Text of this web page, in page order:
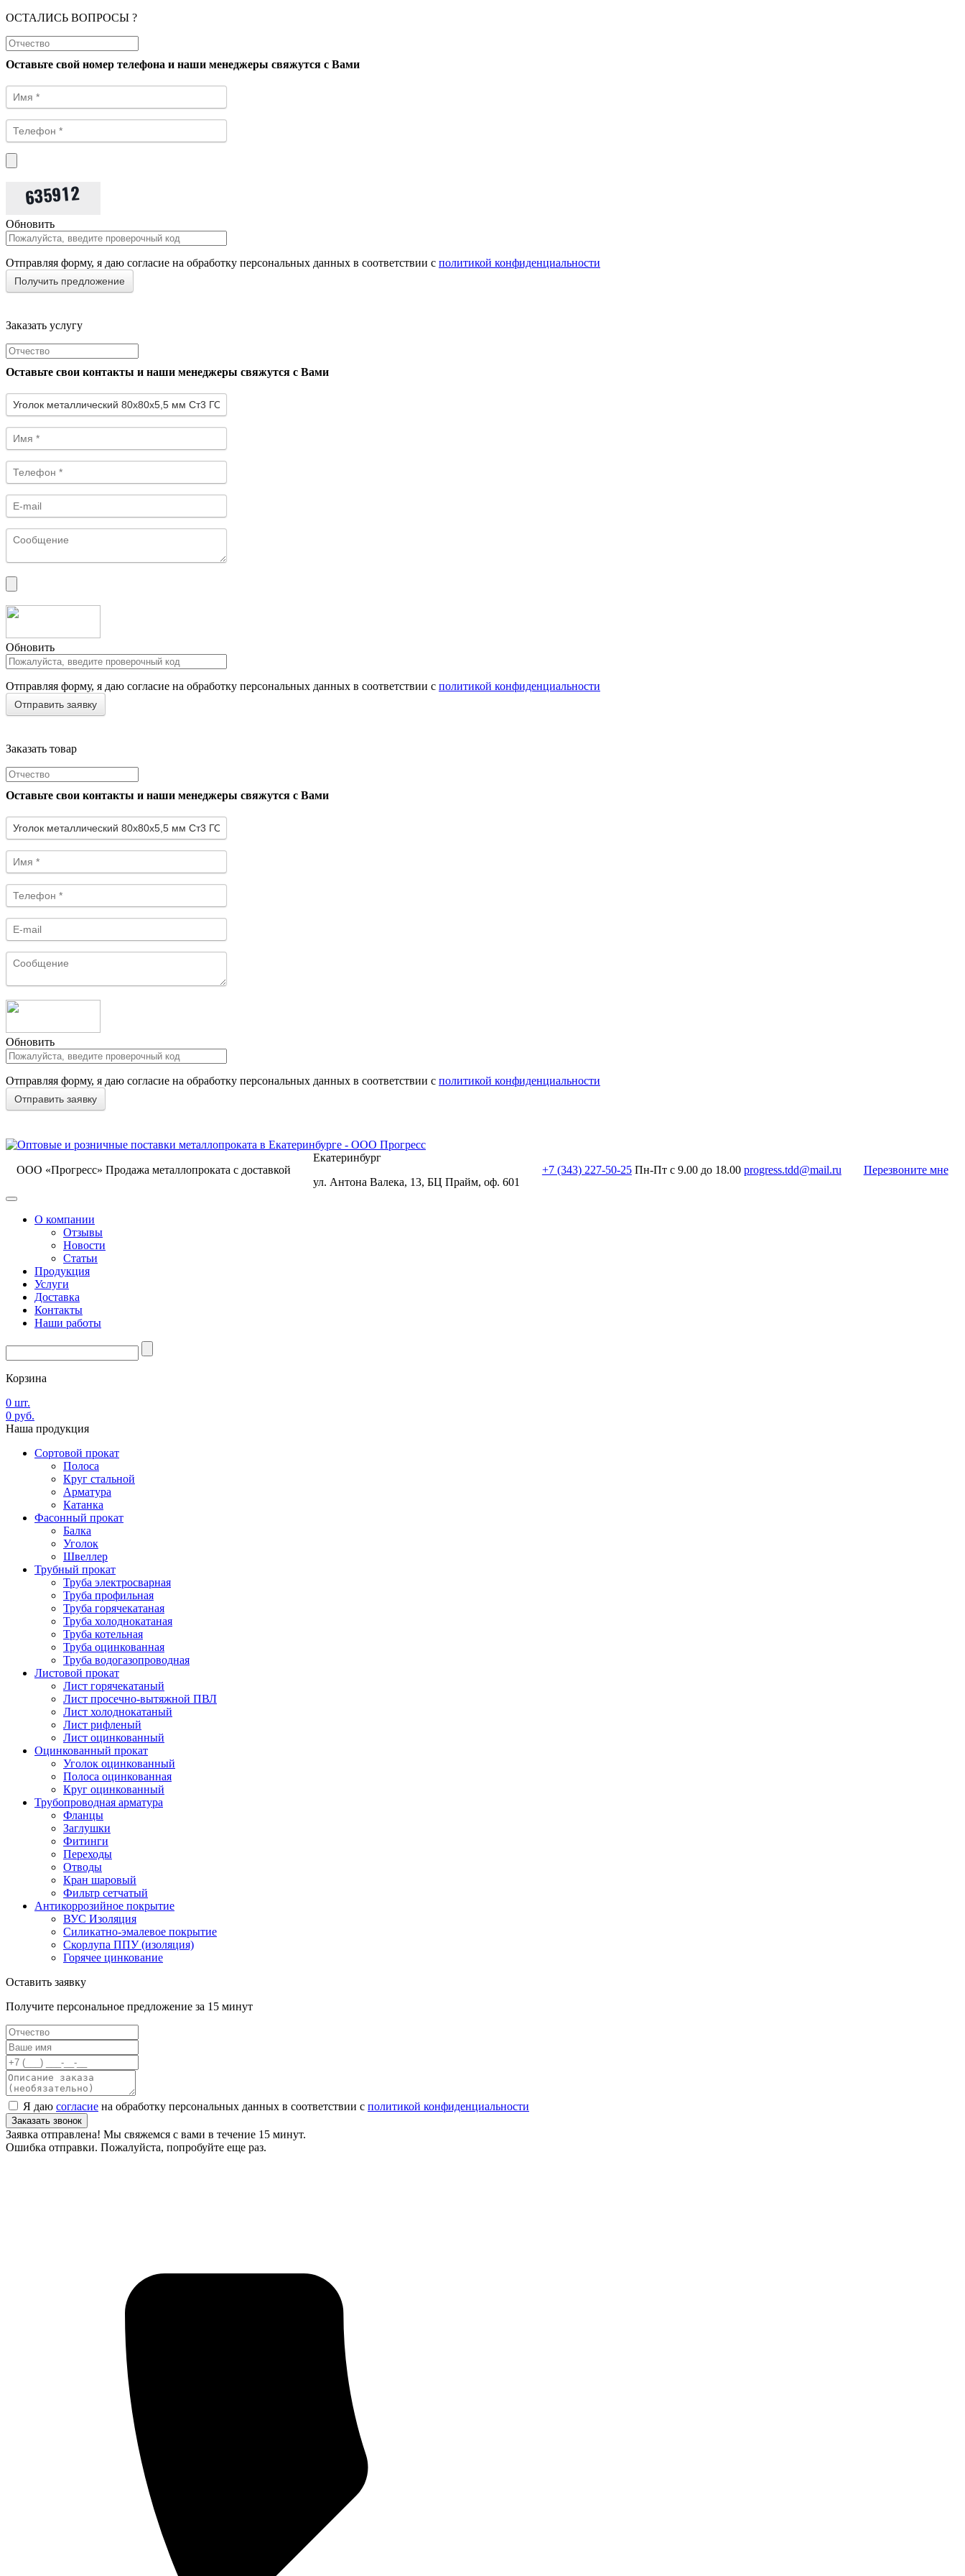
ОСТАЛИСЬ ВОПРОСЫ ?
Оставьте свой номер телефона и наши менеджеры свяжутся с Вами
Обновить
Отправляя форму, я даю согласие на обработку персональных данных в соответствии с политикой конфиденциальности
Заказать услугу
Оставьте свои контакты и наши менеджеры свяжутся с Вами
Обновить
Отправляя форму, я даю согласие на обработку персональных данных в соответствии с политикой конфиденциальности
Заказать товар
Оставьте свои контакты и наши менеджеры свяжутся с Вами
Обновить
Отправляя форму, я даю согласие на обработку персональных данных в соответствии с политикой конфиденциальности
ООО «Прогресс» Продажа металлопроката с доставкой
Екатеринбург
ул. Антона Валека, 13, БЦ Прайм, оф. 601
+7 (343) 227-50-25 Пн-Пт с 9.00 до 18.00 progress.tdd@mail.ru Перезвоните мне
О компании
Отзывы
Новости
Статьи
Продукция
Услуги
Доставка
Контакты
Наши работы
Корзина
0 шт.
0 руб.
Наша продукция
Сортовой прокат
Полоса
Круг стальной
Арматура
Катанка
Фасонный прокат
Балка
Уголок
Швеллер
Трубный прокат
Труба электросварная
Труба профильная
Труба горячекатаная
Труба холоднокатаная
Труба котельная
Труба оцинкованная
Труба водогазопроводная
Листовой прокат
Лист горячекатаный
Лист просечно-вытяжной ПВЛ
Лист холоднокатаный
Лист рифленый
Лист оцинкованный
Оцинкованный прокат
Уголок оцинкованный
Полоса оцинкованная
Круг оцинкованный
Трубопроводная арматура
Фланцы
Заглушки
Фитинги
Переходы
Отводы
Кран шаровый
Фильтр сетчатый
Антикоррозийное покрытие
ВУС Изоляция
Силикатно-эмалевое покрытие
Скорлупа ППУ (изоляция)
Горячее цинкование
Оставить заявку
Получите персональное предложение за 15 минут
Я даю согласие на обработку персональных данных в соответствии с политикой конфиденциальности
Заказать звонок
Заявка отправлена! Мы свяжемся с вами в течение 15 минут.
Ошибка отправки. Пожалуйста, попробуйте еще раз.